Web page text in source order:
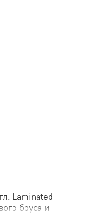
Laminated
бруса и